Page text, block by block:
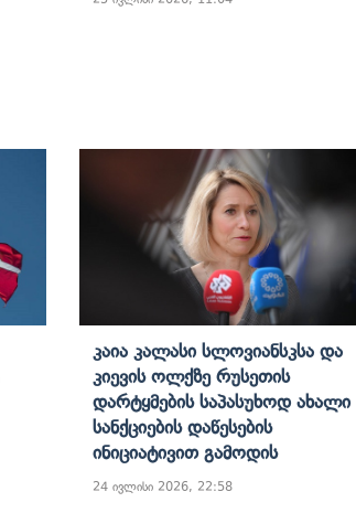
Კაია Კალასი Სლოვიანსკსა Და
Კიევის Ოლქზე Რუსეთის
Დარტყმების Საპასუხოდ Ახალი
Სანქციების Დაწესების
Ინიციატივით Გამოდის
24 ივლისი 2026, 22:58